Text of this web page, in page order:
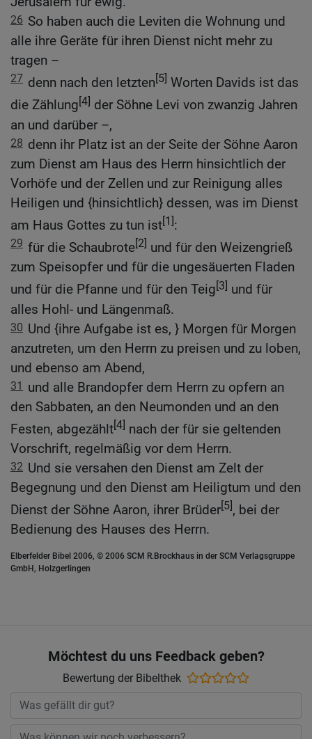
26 So haben auch die Leviten die Wohnung und
alle ihre Geräte für ihren Dienst nicht mehr zu
tragen –
27 denn nach den letzten[5] Worten Davids ist das
die Zählung[4] der Söhne Levi von zwanzig Jahren
an und darüber –,
28 denn ihr Platz ist an der Seite der Söhne Aaron
zum Dienst am Haus des Herrn hinsichtlich der
Vorhöfe und der Zellen und zur Reinigung alles
Heiligen und {hinsichtlich} dessen, was im Dienst
am Haus Gottes zu tun ist[1]:
29 für die Schaubrote[2] und für den Weizengrieß
zum Speisopfer und für die ungesäuerten Fladen
und für die Pfanne und für den Teig[3] und für
alles Hohl- und Längenmaß.
30 Und {ihre Aufgabe ist es, } Morgen für Morgen
anzutreten, um den Herrn zu preisen und zu loben,
und ebenso am Abend,
31 und alle Brandopfer dem Herrn zu opfern an
den Sabbaten, an den Neumonden und an den
Festen, abgezählt[4] nach der für sie geltenden
Vorschrift, regelmäßig vor dem Herrn.
32 Und sie versahen den Dienst am Zelt der
Begegnung und den Dienst am Heiligtum und den
Dienst der Söhne Aaron, ihrer Brüder[5], bei der
Bedienung des Hauses des Herrn.
Elberfelder Bibel 2006, © 2006 SCM R.Brockhaus in der SCM Verlagsgruppe
GmbH, Holzgerlingen
Möchtest du uns Feedback geben?
Bewertung der Bibelthek